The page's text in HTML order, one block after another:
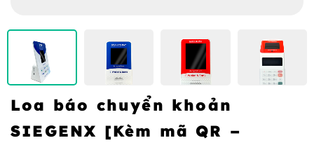
Loa báo chuyển khoản
SIEGENX [Kèm mã QR –